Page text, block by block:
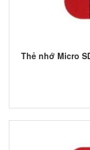
Thẻ nhớ Micro